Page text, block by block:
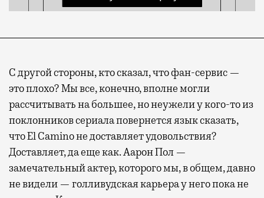
С другой стороны, кто сказал, что фан-сервис —
это плохо? Мы все, конечно, вполне могли
рассчитывать на большее, но неужели у кого-то из
поклонников сериала повернется язык сказать,
чтоElCaminoне доставляет удовольствия?
Доставляет, да еще как. Аарон Пол —
замечательный актер, которого мы, в общем, давно
не видели — голливудская карьера у него пока не